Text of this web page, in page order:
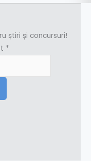
știri și concursuri!
*